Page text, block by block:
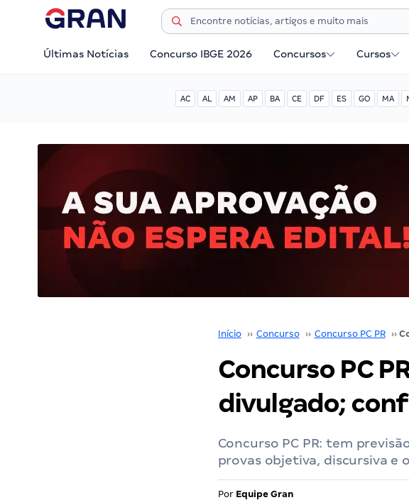
Últimas Notícias Concurso IBGE 2026 Concursos Cursos
AC AL AM AP BA CE DF ES GO MA
Início ›› Concurso ›› Concurso PC PR ››
Concurso PC
divulgado;
Concurso PC PR: tem
provas objetiva, discursiva e
Por Equipe Gran